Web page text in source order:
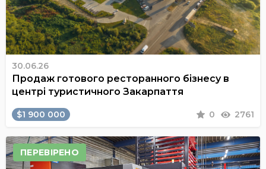
30.06.26
Продаж готового ресторанного бізнесу в
центрі туристичного Закарпаття
$1 900 000 0 2761
ПЕРЕВІРЕНО